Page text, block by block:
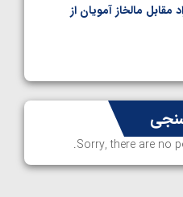
مقابل مالخاز آمویان از
Sorry, there are no